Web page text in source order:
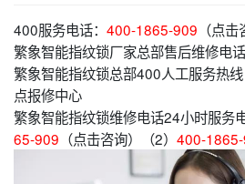
400服务电话： 400-1865-909 （点击
繁象智能指纹锁厂家总部售后维修电话
繁象智能指纹锁总部400人工服务热
点报修中心
繁象智能指纹锁维修电话24小时服务
65-909 （点击咨询）（2） 400-